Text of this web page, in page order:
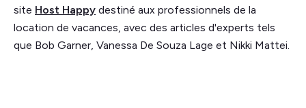
site Host Happy destiné aux professionnels de la
location de vacances, avec des articles d'experts tels
que Bob Garner, Vanessa De Souza Lage et Nikki Mattei.